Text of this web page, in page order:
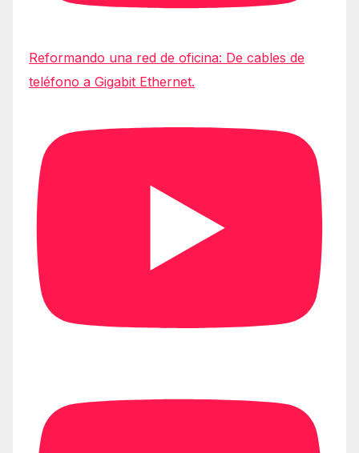
Reformando una red de oficina: De cables de
teléfono a Gigabit Ethernet.